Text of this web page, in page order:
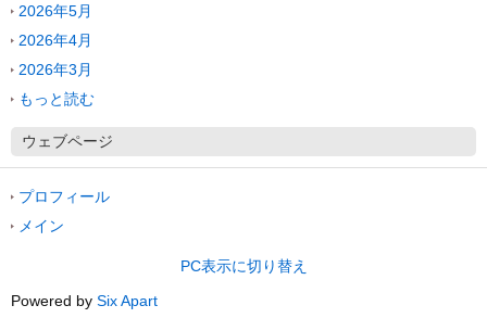
2026年5月
2026年4月
2026年3月
もっと読む
ウェブページ
プロフィール
メイン
PC表示に切り替え
Powered by Six Apart